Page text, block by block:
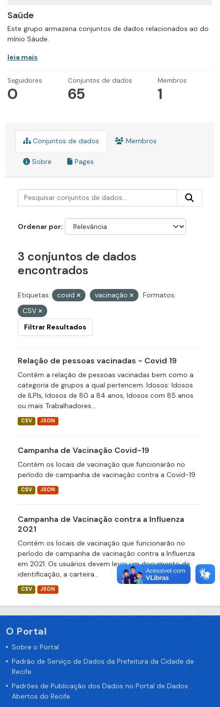
Saúde
Este grupo armazena conjuntos de dados relacionados ao do
mínio Sáude.
leia mais
Seguidores
0
Conjuntos de dados
65
Membros
1
Conjuntos de dados Membros
Sobre Pages
Ordenar por
3 conjuntos de dados
encontrados
Etiquetas: covid vacinação
Formatos:
CSV
Filtrar Resultados
Relação de pessoas vacinadas - Covid 19
Contém a relação de pessoas vacinadas bem como a
categoria de grupos a qual pertencem. Idosos: Idosos
de ILPIs, Idosos de 80 a 84 anos, Idosos com 85 anos
ou mais Trabalhadores...
CSV JSON
Campanha de Vacinação Covid-19
Contém os locais de vacinação que funcionarão no
período de campanha de vacinação contra a Covid-19
CSV JSON
Campanha de Vacinação contra a Influenza
2021
Contém os locais de vacinação que funcionarão no
período de campanha de vacinação contra a Influenza
em 2021. Os usuários devem levar um documento de
identificação, a carteira...
CSV JSON
O Portal
Sobre o Portal
Padrão de Serviço de Dados da Prefeitura da Cidade de
Recife
Padrões de Publicação dos Dados no Portal de Dados
Abertos do Recife